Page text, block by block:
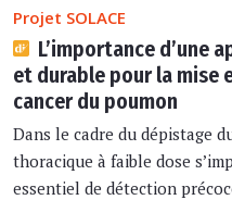
Projet SOLACE
L’importance d’une
et durable pour la mise
cancer du poumon
Dans le cadre du dépistage
thoracique à faible dose
essentiel de détection